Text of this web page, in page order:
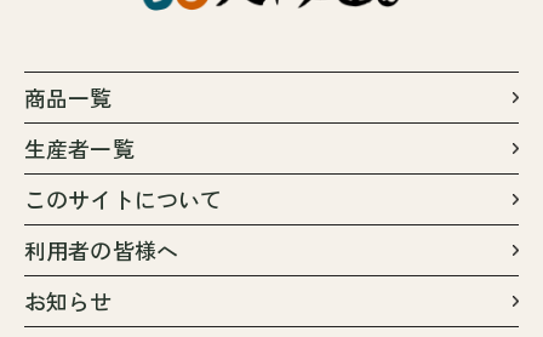
商品一覧
生産者一覧
このサイトについて
利用者の皆様へ
お知らせ